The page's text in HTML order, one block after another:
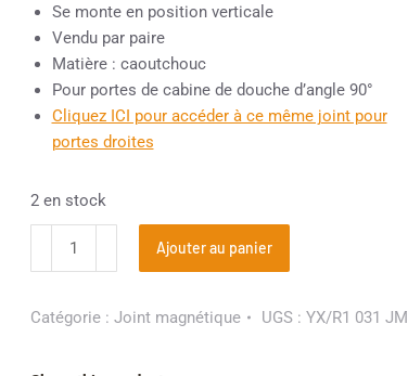
Se monte en position verticale
Vendu par paire
Matière : caoutchouc
Pour portes de cabine de douche d’angle 90°
Cliquez ICI pour accéder à ce même joint pour
portes droites
2 en stock
Ajouter au panier
Catégorie : Joint magnétique UGS : YX/R1 031 JM